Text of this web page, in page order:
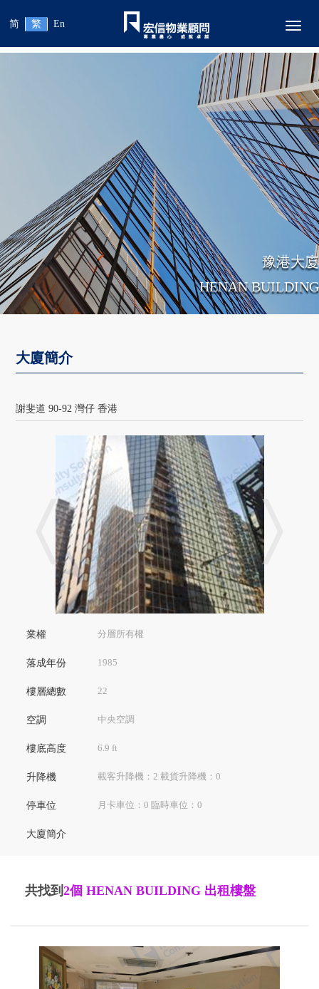
简 繁 En
豫港大廈
HENAN BUILDING
大廈簡介
謝斐道 90-92 灣仔 香港
業權 分層所有權
落成年份 1985
樓層總數 22
空調 中央空調
樓底高度 6.9 ft
升降機 載客升降機：2 載貨升降機：0
停車位 月卡車位：0 臨時車位：0
大廈簡介
共找到 2個 HENAN BUILDING 出租樓盤